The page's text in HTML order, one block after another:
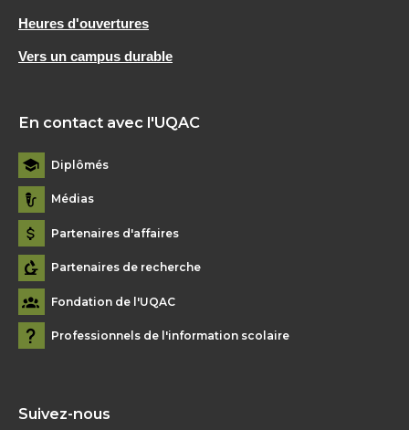
Heures d'ouvertures
Vers un campus durable
En contact avec l'UQAC
Diplômés
Médias
Partenaires d'affaires
Partenaires de recherche
Fondation de l'UQAC
Professionnels de l'information scolaire
Suivez-nous